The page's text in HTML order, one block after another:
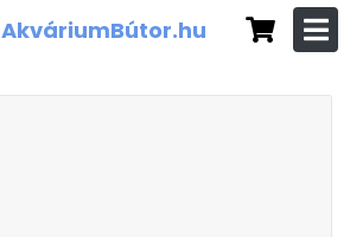
AkváriumBútor.hu